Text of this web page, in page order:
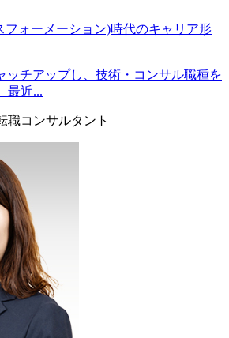
ォーメーション)時代のキャリア形
ッチアップし、技術・コンサル職種を
最近...
職コンサルタント